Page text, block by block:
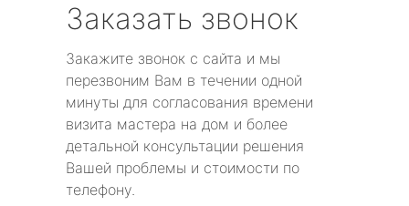
Заказать звонок
Закажите звонок с сайта и мы
перезвоним Вам в течении одной
минуты для согласования времени
визита мастера на дом и более
детальной консультации решения
Вашей проблемы и стоимости по
телефону.